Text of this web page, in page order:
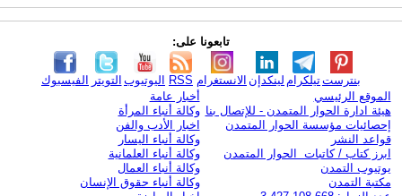
تابعونا على:
الفيسبوك التويتر اليوتيوب RSS الانستغرام لينكدإن تيلكرامبنترست
الموقع الرئيسي
هيئة ادارة الحوار المتمدن - للإتصال بنا
إحصائيات مؤسسة الحوار المتمدن
قواعد النشر
ابرز كتاب / كاتبات الحوار المتمدن
يوتيوب التمدن
مكتبة التمدن
أخبار عامة
وكالة أنباء المرأة
اخبار الأدب والفن
وكالة أنباء اليسار
وكالة أنباء العلمانية
وكالة أنباء العمال
وكالة أنباء حقوق الإنسان